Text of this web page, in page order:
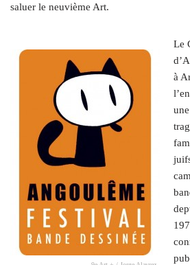
saluer le neuvième Art.
Le
à